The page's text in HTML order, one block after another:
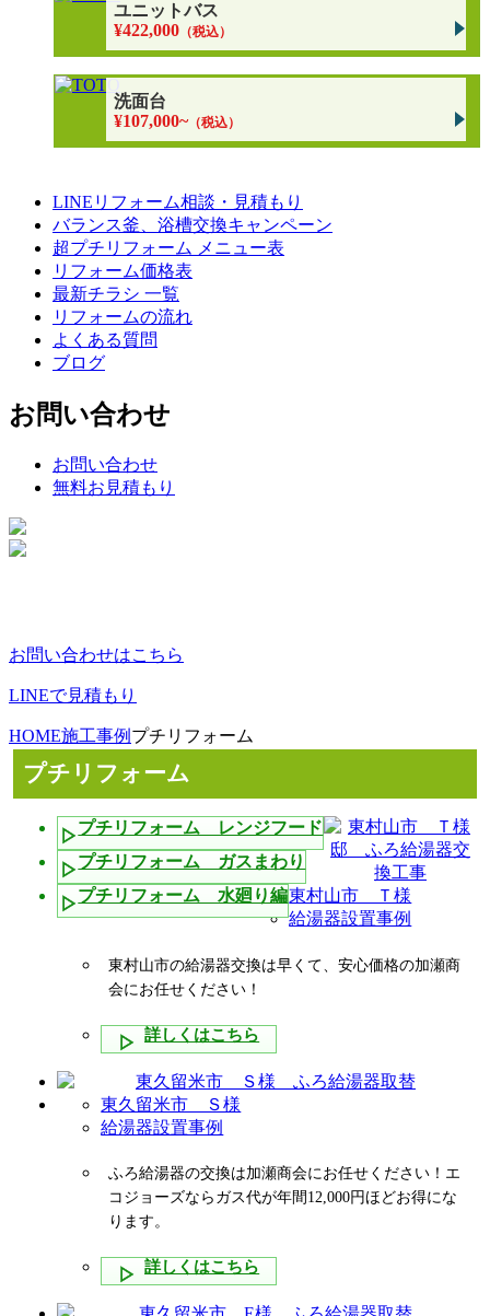
ユニットバス
¥422,000 （税込）
洗面台
¥107,000~（税込）
LINEリフォーム相談・見積もり
バランス釜、浴槽交換キャンペーン
超プチリフォーム メニュー表
リフォーム価格表
最新チラシ 一覧
リフォームの流れ
よくある質問
ブログ
お問い合わせ
お問い合わせ
無料お見積もり
お問い合わせはこちら
LINEで見積もり
HOME施工事例 プチリフォーム
プチリフォーム
プチリフォーム レンジフード
プチリフォーム ガスまわり
プチリフォーム 水廻り編東村山市 Ｔ様
給湯器設置事例
東村山市の給湯器交換は早くて、安心価格の加瀬商
会にお任せください！
詳しくはこちら
東久留米市 Ｓ様
給湯器設置事例
ふろ給湯器の交換は加瀬商会にお任せください！エ
コジョーズならガス代が年間12,000円ほどお得にな
ります。
詳しくはこちら